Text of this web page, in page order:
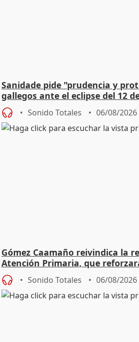
Sanidade pide "prudencia y
gallegos ante el eclipse del 12
Sonido Totales 06/08/2026
Gómez Caamaño reivindica la
Atención Primaria, que
Sonido Totales 06/08/2026